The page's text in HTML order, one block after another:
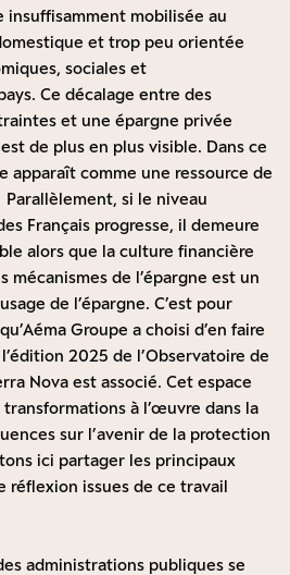
insuffisamment mobilisée au
et trop peu orientée
sociales et
Ce décalage entre des
et une épargne privée
de plus en plus visible. Dans ce
apparaît comme une ressource de
si le niveau
Français progresse, il demeure
alors que la culture financière
mécanismes de l’épargne est un
de l’épargne. C’est pour
Groupe a choisi d’en faire
2025 de l’Observatoire de
Nova est associé. Cet espace
à l’œuvre dans la
sur l’avenir de la protection
ici partager les principaux
réflexion issues de ce travail
administrations publiques se